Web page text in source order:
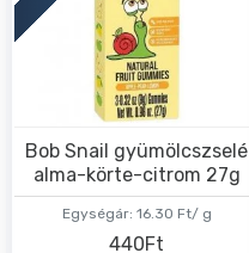
Egységár: 16.30 Ft/ g
Bob Snail gyümölcszselé
alma-körte-citrom 27g
440Ft